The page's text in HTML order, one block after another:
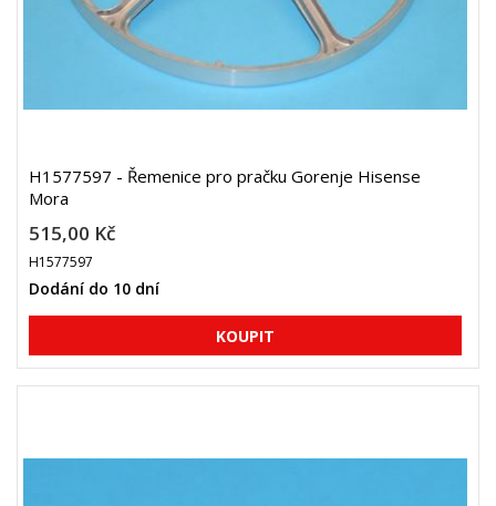
H1577597 - Řemenice pro pračku Gorenje Hisense
Mora
515,00 Kč
H1577597
Dodání do 10 dní